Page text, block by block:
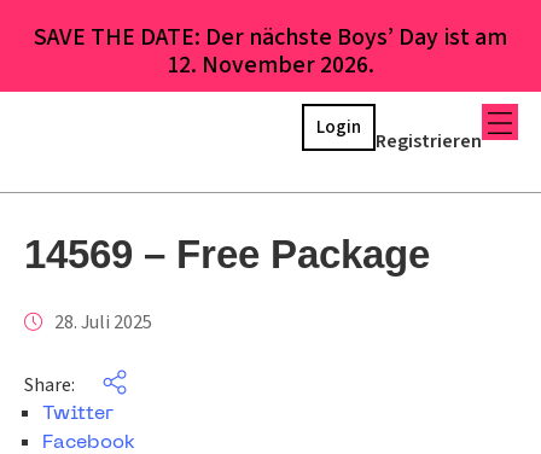
SAVE THE DATE: Der nächste Boys’ Day ist am
12. November 2026.
Registrieren
Login
14569 – Free Package
28. Juli 2025
Share:
Twitter
Facebook